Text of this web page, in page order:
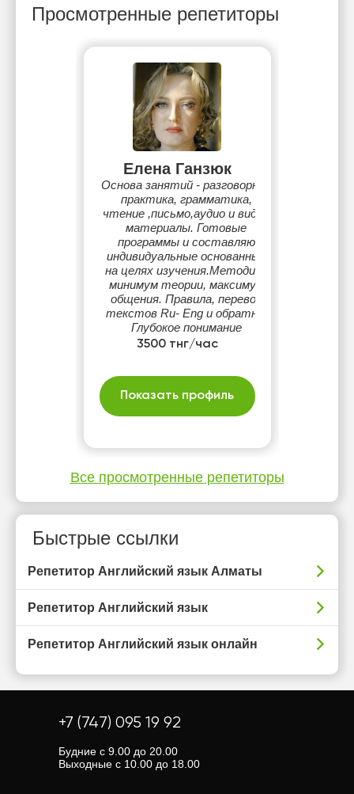
Просмотренные репетиторы
Елена Ганзюк
Основа занятий - разговорная
практика, грамматика,
чтение ,письмо,аудио и видео
материалы. Готовые
программы и составляю
индивидуальные основанные
на целях изучения.Методики
минимум теории, максимум
общения. Правила, перевод
текстов Ru- Eng и обратно.
Глубокое понимание
структуры.Аудиолингвальный
3500 тнг/час
Показать профиль
Все просмотренные репетиторы
Быстрые ссылки
Репетитор Английский язык Алматы
Репетитор Английский язык
Репетитор Английский язык онлайн
+7 (747) 095 19 92
Будние с 9.00 до 20.00
Выходные с 10.00 до 18.00